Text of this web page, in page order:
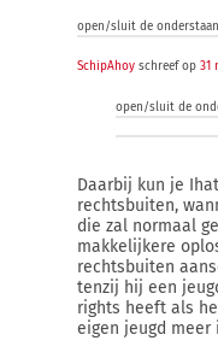
open/sluit de
SchipAhoy schreef op 31
open/sluit de
Daarbij kun je
rechtsbuiten,
die zal normaal
makkelijkere
rechtsbuiten
tenzij hij een
rights heeft als
eigen jeugd meer